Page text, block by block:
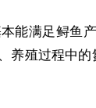
能满足鲟鱼
养殖过程中的